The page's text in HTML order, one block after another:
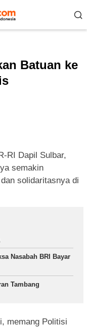
Batuan ke
RI Dapil Sulbar,
semakin
solidaritasnya di
Nasabah BRI Bayar
Tambang
memang Politisi